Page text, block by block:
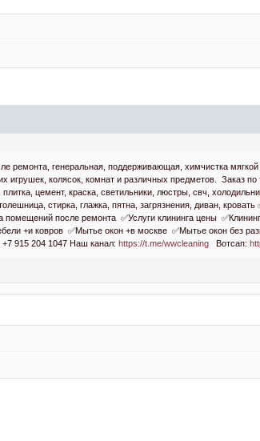
ремонта, генеральная, поддерживающая, химчистка
игрушек, колясок, комнат и различных предметов. Заказ
цемент, краска, светильники, люстры, свч,
стирка, глажка, пятна, загрязнения, диван,
помещений после ремонта ✅Услуги клининга цены
+и ковров ✅Мытье окон +в москве ✅Мытье окон без
+7 915 204 1047 Наш канал:https://t.me/wwcleaning Вотсап: